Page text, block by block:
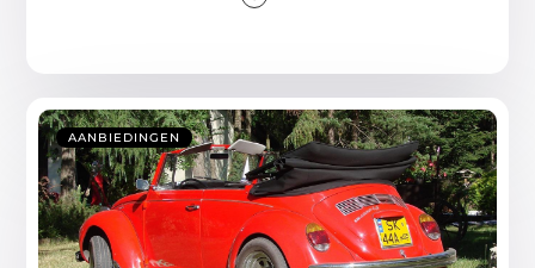
AANBIEDINGEN